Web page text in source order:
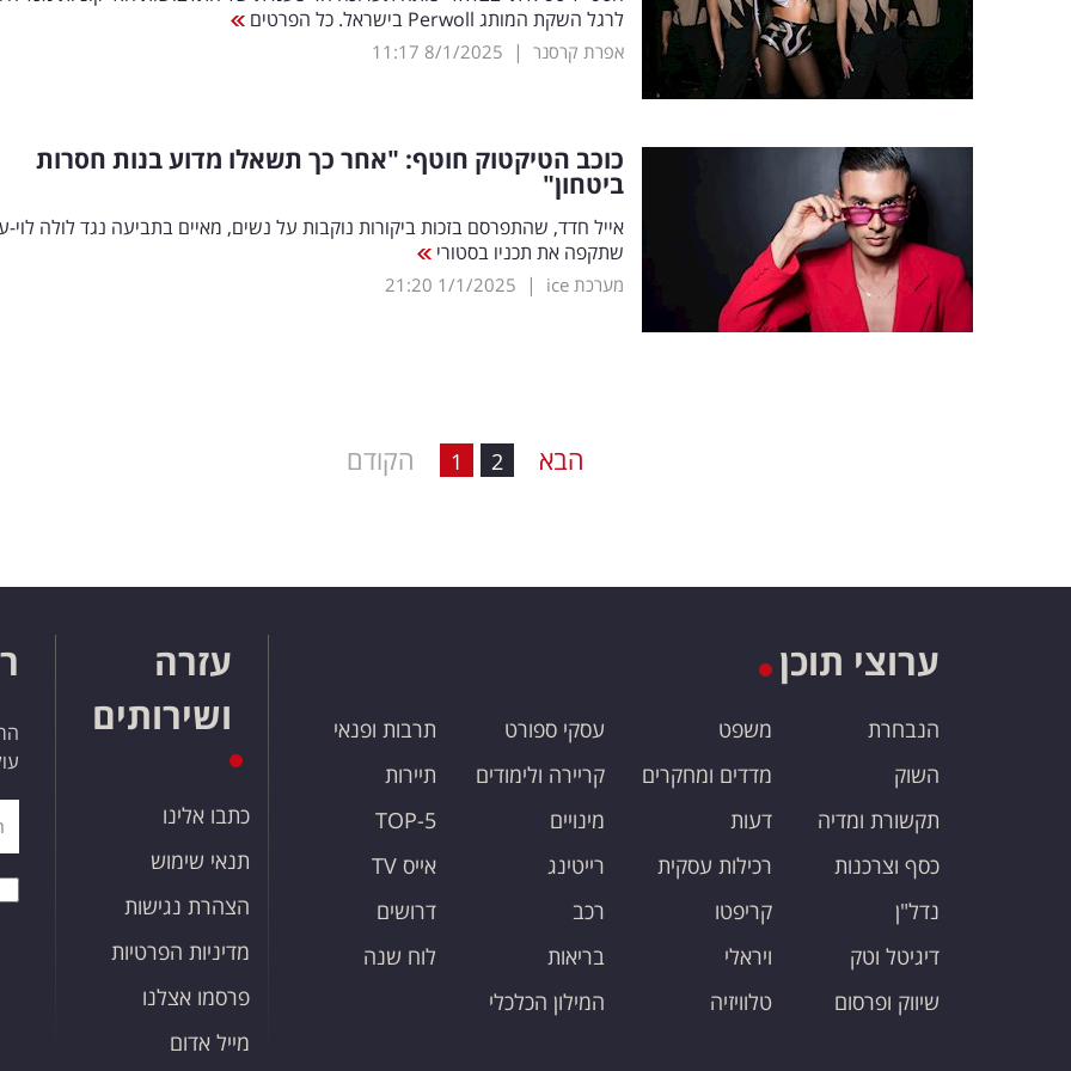
לרגל השקת המותג Perwoll בישראל. כל הפרטים
אפרת קרסנר |
8/1/2025
11:17
כוכב הטיקטוק חוטף: "אחר כך תשאלו מדוע בנות חסרות
ביטחון"
אייל חדד, שהתפרסם בזכות ביקורות נוקבות על נשים, מאיים בתביעה נגד לולה לוי-
שתקפה את תכניו בסטורי
מערכת ice |
1/1/2025
21:20
הקודם 1 2 הבא
ערוצי תוכן
הנבחרת
השוק
תקשורת ומדיה
כסף וצרכנות
נדל"ן
דיגיטל וטק
שיווק ופרסום
משפט
מדדים ומחקרים
דעות
רכילות עסקית
קריפטו
ויראלי
טלוויזיה
עסקי ספורט
קריירה ולימודים
מינויים
רייטינג
רכב
בריאות
המילון הכלכלי
תרבות ופנאי
תיירות
TOP-5
אייס TV
דרושים
לוח שנה
עזרה
ושירותים
כתבו אלינו
תנאי שימוש
הצהרת נגישות
מדיניות הפרטיות
פרסמו אצלנו
מייל אדום